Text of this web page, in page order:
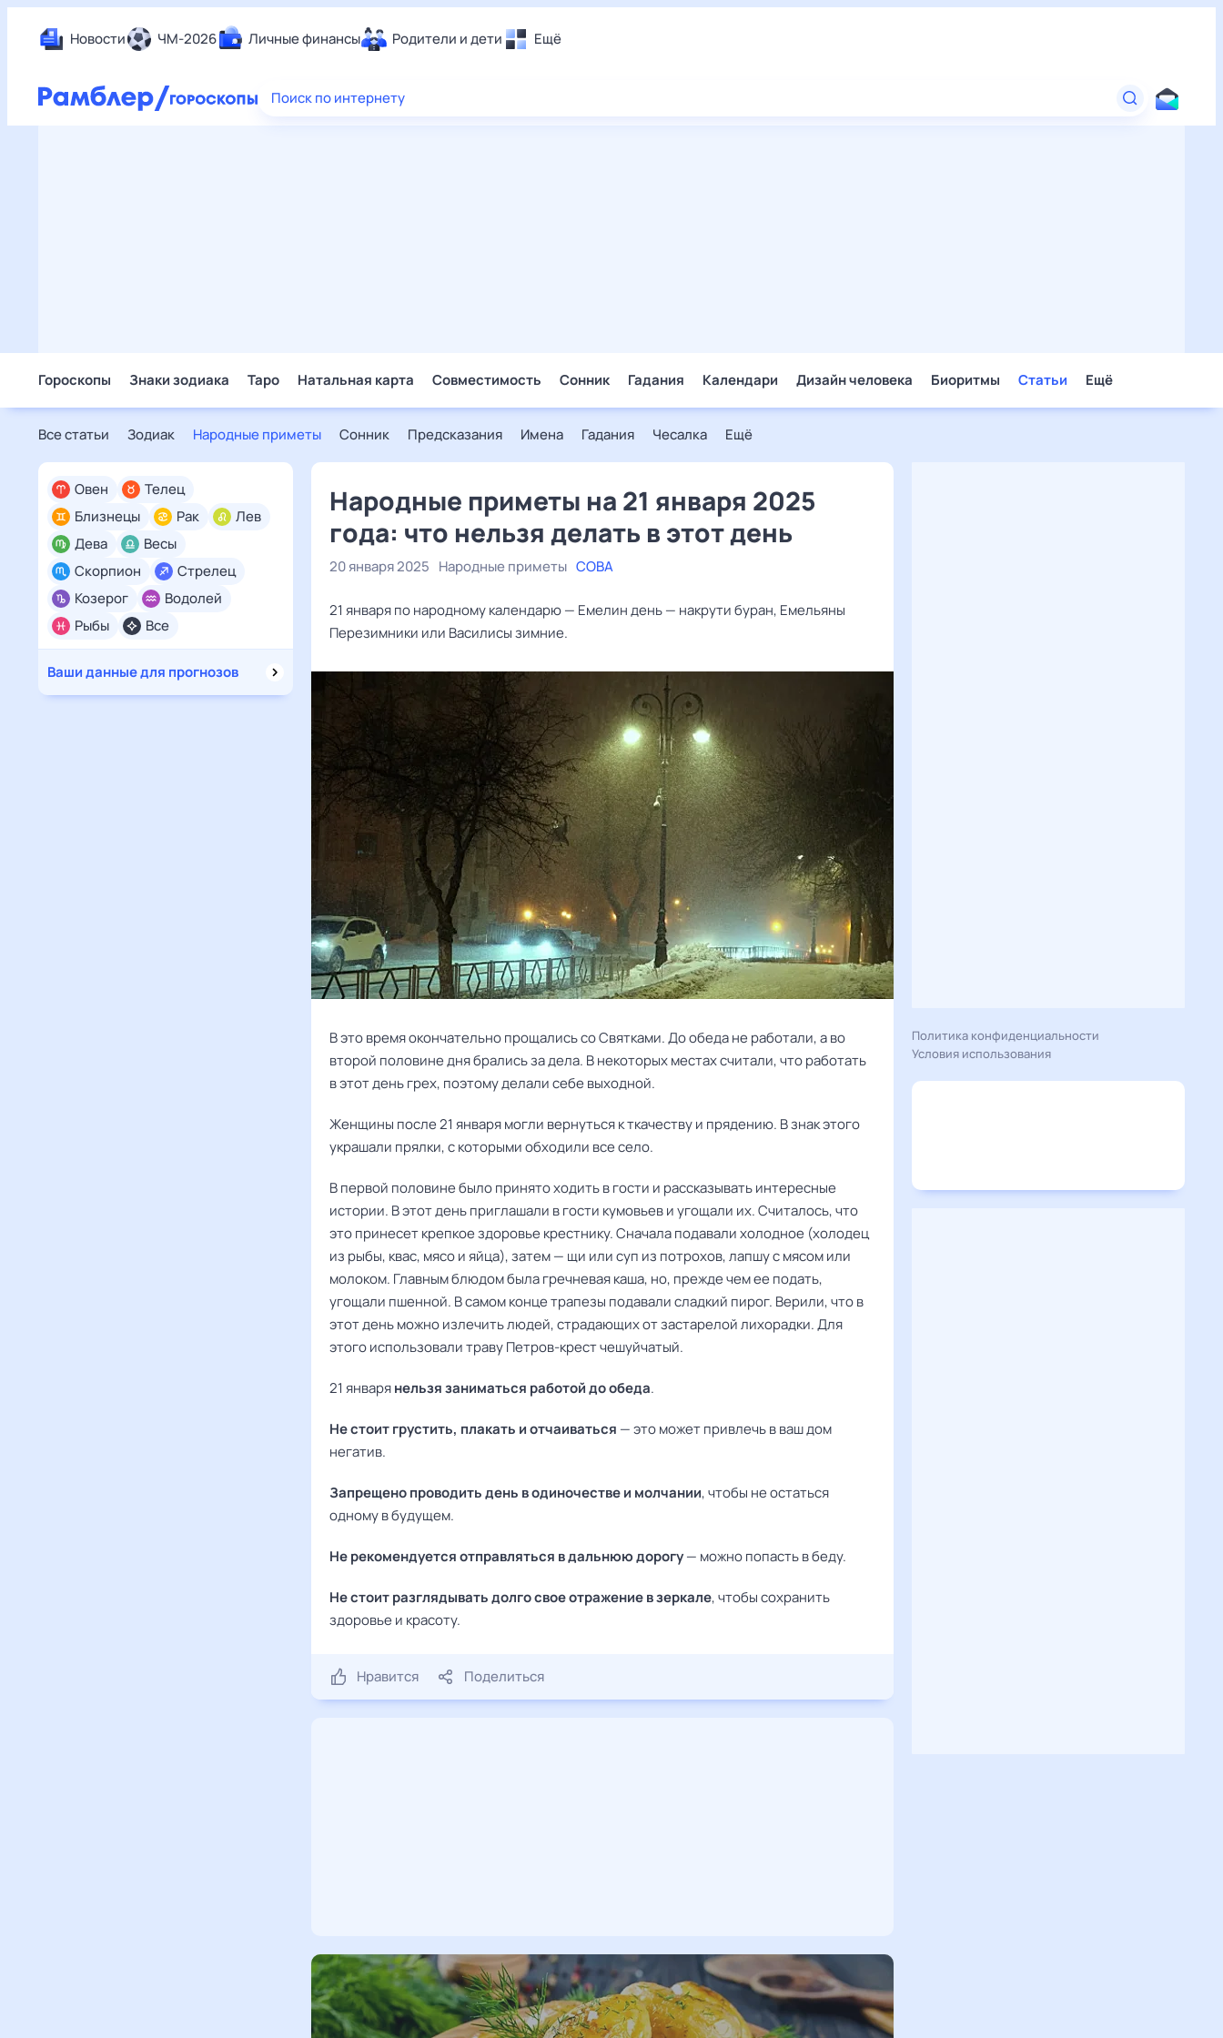
Новости ЧМ-2026 Личные финансы Родители и дети Ещё
Еда
Поиск по интернету
Гороскопы Знаки зодиака Таро Натальная карта Совместимость Сонник Гадания Календари Дизайн человека Биоритмы Статьи Ещё
Все статьи Зодиак Народные приметы Сонник Предсказания Имена Гадания Чесалка Ещё
Все
Овен
Телец
Близнецы
Рак
Лев
Дева
Весы
Скорпион
Стрелец
Козерог
Водолей
Рыбы
Ваши данные для прогнозов
Народные приметы на 21 января 2025
года: что нельзя делать в этот день
20 января 2025 Народные приметы СОВА
21 января по народному календарю — Емелин день — накрути буран, Емельяны
Перезимники или Василисы зимние.
В это время окончательно прощались со Святками. До обеда не работали, а во
второй половине дня брались за дела. В некоторых местах считали, что работать
в этот день грех, поэтому делали себе выходной.
Женщины после 21 января могли вернуться к ткачеству и прядению. В знак этого
украшали прялки, с которыми обходили все село.
В первой половине было принято ходить в гости и рассказывать интересные
истории. В этот день приглашали в гости кумовьев и угощали их. Считалось, что
это принесет крепкое здоровье крестнику. Сначала подавали холодное (холодец
из рыбы, квас, мясо и яйца), затем — щи или суп из потрохов, лапшу с мясом или
молоком. Главным блюдом была гречневая каша, но, прежде чем ее подать,
угощали пшенной. В самом конце трапезы подавали сладкий пирог. Верили, что в
этот день можно излечить людей, страдающих от застарелой лихорадки. Для
этого использовали траву Петров-крест чешуйчатый.
21 январянельзя заниматься работой до обеда.
Не стоит грустить, плакать и отчаиваться — это может привлечь в ваш дом
негатив.
Запрещено проводить день в одиночестве и молчании, чтобы не остаться
одному в будущем.
Не рекомендуется отправляться в дальнюю дорогу— можно попасть в беду.
Не стоит разглядывать долго свое отражение в зеркале, чтобы сохранить
здоровье и красоту.
Нравится Поделиться
Политика конфиденциальности
Условия использования